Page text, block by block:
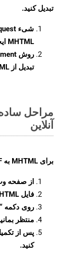
تبدیل کنید.
شیء
MHTML ایجاد کنید
روش
تبدیل از MHTML فراخوانی کنید.
آنلاین
برای MHTML به PDF
از صفحه
فایل MHTML خود را از دستگاه خود آپلود کنید.
روی دکمه
منتظر
کنید.